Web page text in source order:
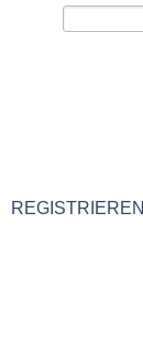
REGISTRIEREN